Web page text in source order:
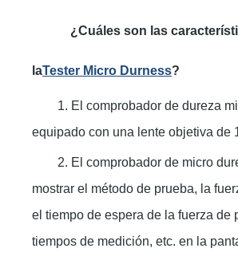
¿Cuáles son las
laTester Micro Durness?
1. El comprobador de dureza
equipado con una lente objetiva de
2. El comprobador de micro
mostrar el método de prueba, la
el tiempo de espera de la fuerza de
tiempos de medición, etc. en la